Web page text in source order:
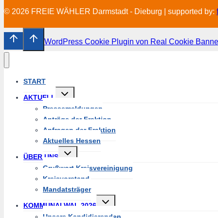
© 2026 FREIE WÄHLER Darmstadt - Dieburg | supported by:
WordPress Cookie Plugin von Real Cookie
START
AKTUELL
Untermenü
umschalten
Pressemeldungen
Anträge der Fraktion
Anfragen der Fraktion
Aktuelles Hessen
ÜBER UNS
Untermenü
umschalten
Grußwort Kreisvereinigung
Kreisvorstand
Mandatsträger
KOMMUNALWAL 2026
Untermenü
umschalten
Unsere Kandidierenden